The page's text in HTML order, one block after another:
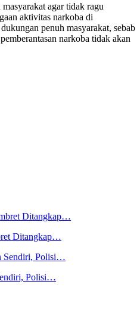
agar tidak ragu
aktivitas narkoba di
penuh masyarakat, sebab
narkoba tidak akan
Ditangkap…
Polisi…